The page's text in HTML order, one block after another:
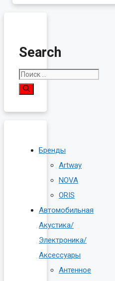
Search
Поиск:
Бренды
Artway
NOVA
ORIS
Автомобильная
Акустика/
Электроника/
Аксессуары
Антенное